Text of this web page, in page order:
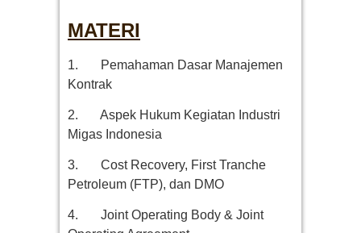
MATERI
1. Pemahaman Dasar Manajemen
Kontrak
2. Aspek Hukum Kegiatan Industri
Migas Indonesia
3. Cost Recovery, First Tranche
Petroleum (FTP), dan DMO
4. Joint Operating Body & Joint